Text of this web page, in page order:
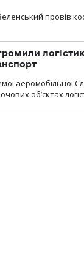
провів
аеромобільної
об’єктах